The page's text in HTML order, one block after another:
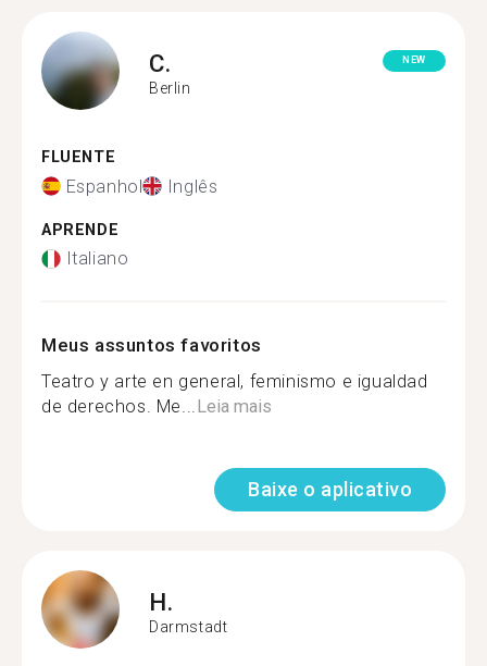
C.
Berlin
NEW
FLUENTE
Espanhol Inglês
APRENDE
Italiano
Meus assuntos favoritos
Teatro y arte en general, feminismo e igualdad
de derechos. Me...Leia mais
Baixe o aplicativo
H.
Darmstadt